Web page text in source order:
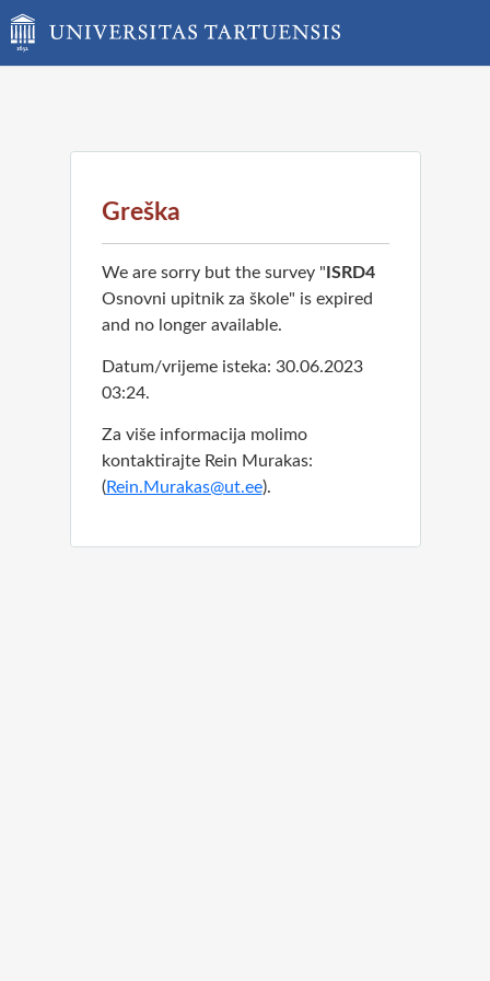
Greška
We are sorry but the survey " ISRD4
Osnovni upitnik za škole" is expired
and no longer available.
Datum/vrijeme isteka: 30.06.2023
03:24.
Za više informacija molimo
kontaktirajte Rein Murakas:
(Rein.Murakas@ut.ee).